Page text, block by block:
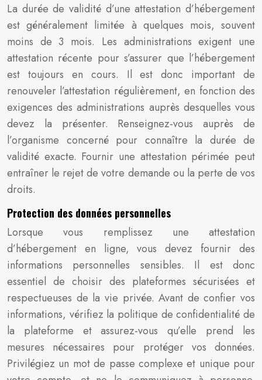
La durée de validité d’une attestation d’hébergement
est généralement limitée à quelques mois, souvent
moins de 3 mois. Les administrations exigent une
attestation récente pour s’assurer que l’hébergement
est toujours en cours. Il est donc important de
renouveler l’attestation régulièrement, en fonction des
exigences des administrations auprès desquelles vous
devez la présenter. Renseignez-vous auprès de
l’organisme concerné pour connaître la durée de
validité exacte. Fournir une attestation périmée peut
entraîner le rejet de votre demande ou la perte de vos
droits.
Protection des données personnelles
Lorsque vous remplissez une attestation
d’hébergement en ligne, vous devez fournir des
informations personnelles sensibles. Il est donc
essentiel de choisir des plateformes sécurisées et
respectueuses de la vie privée. Avant de confier vos
informations, vérifiez la politique de confidentialité de
la plateforme et assurez-vous qu’elle prend les
mesures nécessaires pour protéger vos données.
Privilégiez un mot de passe complexe et unique pour